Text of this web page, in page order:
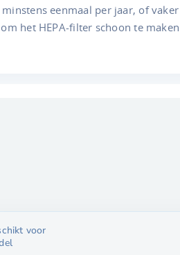
eenmaal per jaar, of
het HEPA-filter schoon te
voor